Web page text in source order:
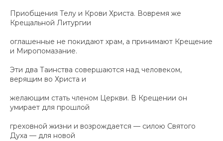
Приобщения Телу и Крови Христа. Вовремя же
Крещальной Литургии
оглашенные не покидают храм, а принимают Крещение
и Миропомазание.
Эти два Таинства совершаются над человеком,
верящим во Христа и
желающим стать членом Церкви. В Крещении он
умирает для прошлой
греховной жизни и возрождается — силою Святого
Духа — для новой